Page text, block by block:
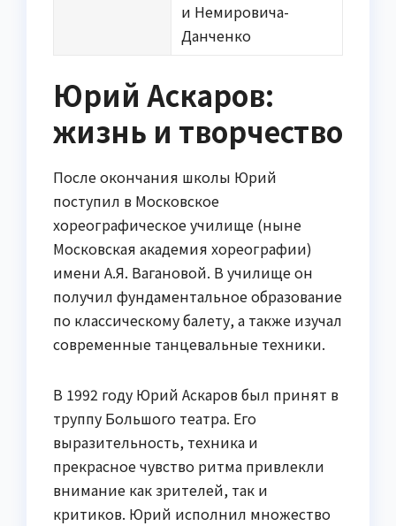
и Немировича-
Данченко
Юрий Аскаров:
жизнь и творчество
После окончания школы Юрий
поступил в Московское
хореографическое училище (ныне
Московская академия хореографии)
имени А.Я. Вагановой. В училище он
получил фундаментальное образование
по классическому балету, а также изучал
современные танцевальные техники.
В 1992 году Юрий Аскаров был принят в
труппу Большого театра. Его
выразительность, техника и
прекрасное чувство ритма привлекли
внимание как зрителей, так и
критиков. Юрий исполнил множество